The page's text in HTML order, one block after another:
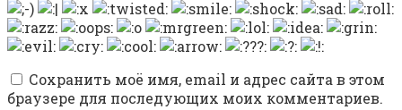
Сохранить моё имя, email и адрес сайта в этом
браузере для последующих моих комментариев.